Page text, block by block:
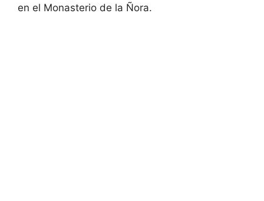
en el Monasterio de la Ñora.